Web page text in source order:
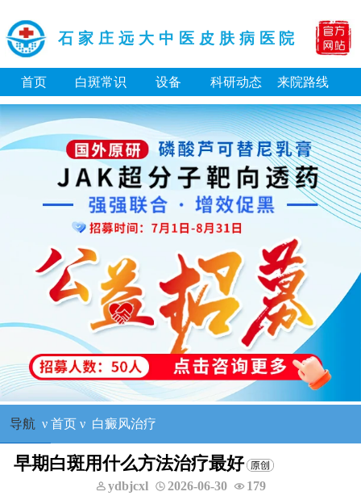
石家庄远大中医皮肤病医院
首页 白斑常识 设备 科研动态 来院路线
导航 ν 首页ν 白癜风治疗
早期白斑用什么方法治疗最好
ydbjcxl 2026-06-30 179